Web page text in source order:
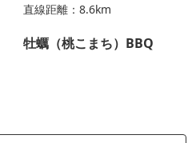
直線距離：8.6km
牡蠣（桃こまち）BBQ